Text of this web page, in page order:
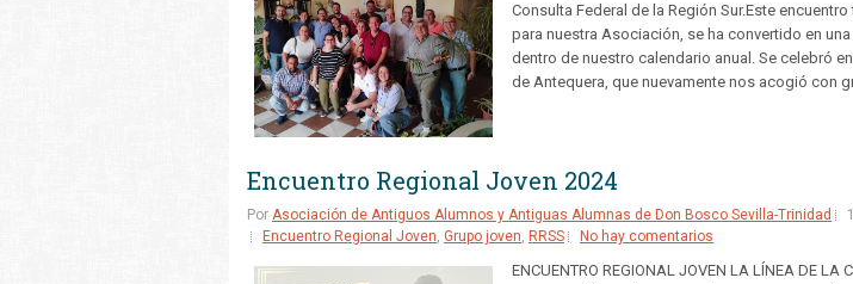
Consulta Federal de la Región Sur.Este
para nuestra Asociación, se ha convertido en
dentro de nuestro calendario anual. Se celebró
de Antequera, que nuevamente nos acogió con
Encuentro Regional Joven 2024
Por Asociación de Antiguos Alumnos y Antiguas Alumnas de Don Bosco Sevilla-Trinidad
Encuentro Regional Joven, Grupo joven, RRSS No hay comentarios
ENCUENTRO REGIONAL JOVEN LA LÍNEA DE LA